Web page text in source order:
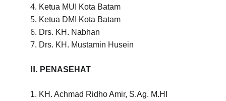
4. Ketua MUI Kota Batam
5. Ketua DMI Kota Batam
6. Drs. KH. Nabhan
7. Drs. KH. Mustamin Husein
II. PENASEHAT
1. KH. Achmad Ridho Amir, S.Ag. M.HI